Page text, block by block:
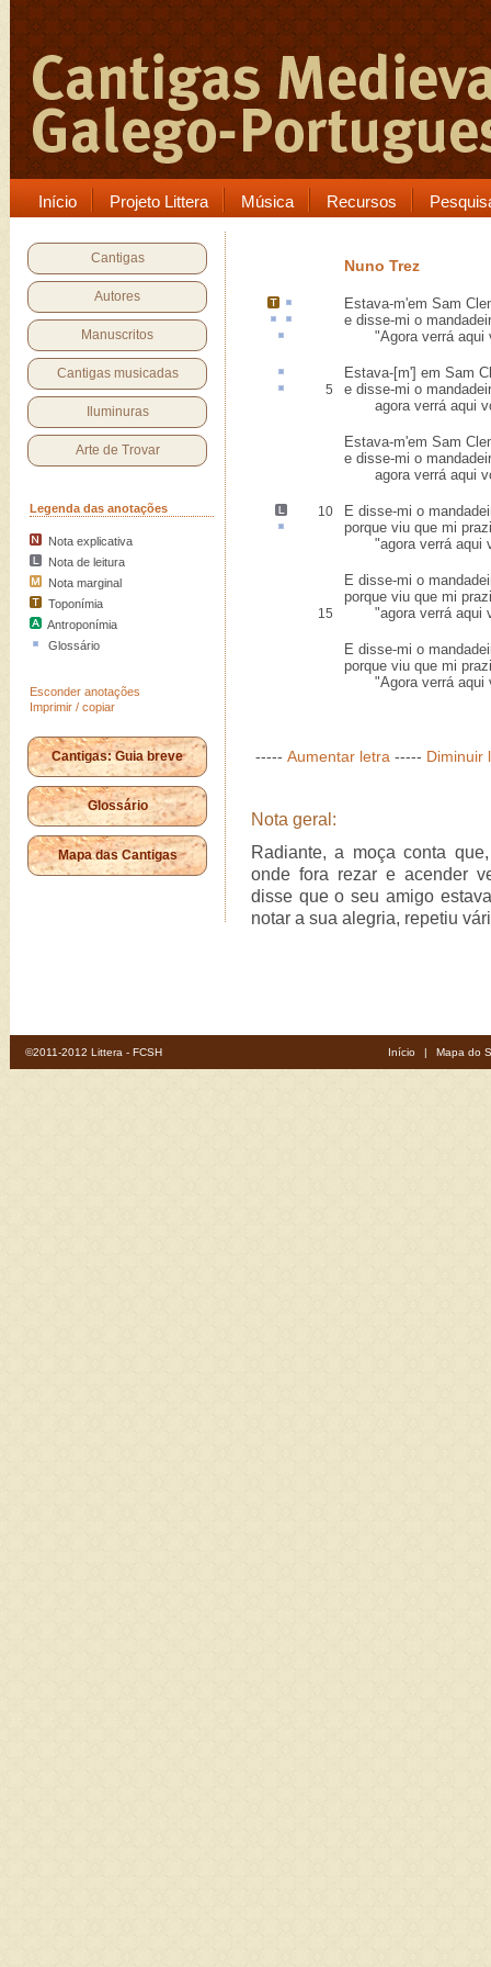
Início Projeto Littera Música Recursos
Cantigas
Autores
Manuscritos
Cantigas musicadas
Iluminuras
Arte de Trovar
Legenda das anotações
Nota explicativa
Nota de leitura
Nota marginal
Toponímia
Antroponímia
Glossário
Esconder anotações
Imprimir / copiar
Cantigas: Guia breve
Glossário
Mapa das Cantigas
Nuno Trez
Estava-m'em Sam
e disse-mi o
"Agora verráaqui
Estava-[m'] em Sam
5
e disse-mi o
agora verrá aqui
Estava-m'em Sam
e disse-mi o
agora verrá aqui
10
E disse-mi o
porque viu que mi
"agora verrá aqui
E disse-mi o
porque viu que mi
15 "agora verrá aqui
E disse-mi o
porque viu que mi
"Agora verrá aqui
----- Aumentar letra ----- Diminuir
Nota geral:
Radiante, a moça conta
onde fora rezar e acender
disse que o seu amigo
notar a sua alegria, repetiu
©2011-2012 Littera - FCSH Início | Mapa do